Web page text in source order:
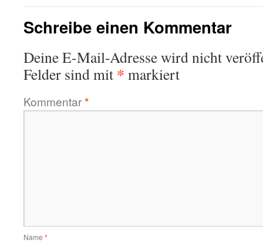
Schreibe einen Kommentar
Deine E-Mail-Adresse wird nicht
Felder sind mit * markiert
Kommentar*
Name *